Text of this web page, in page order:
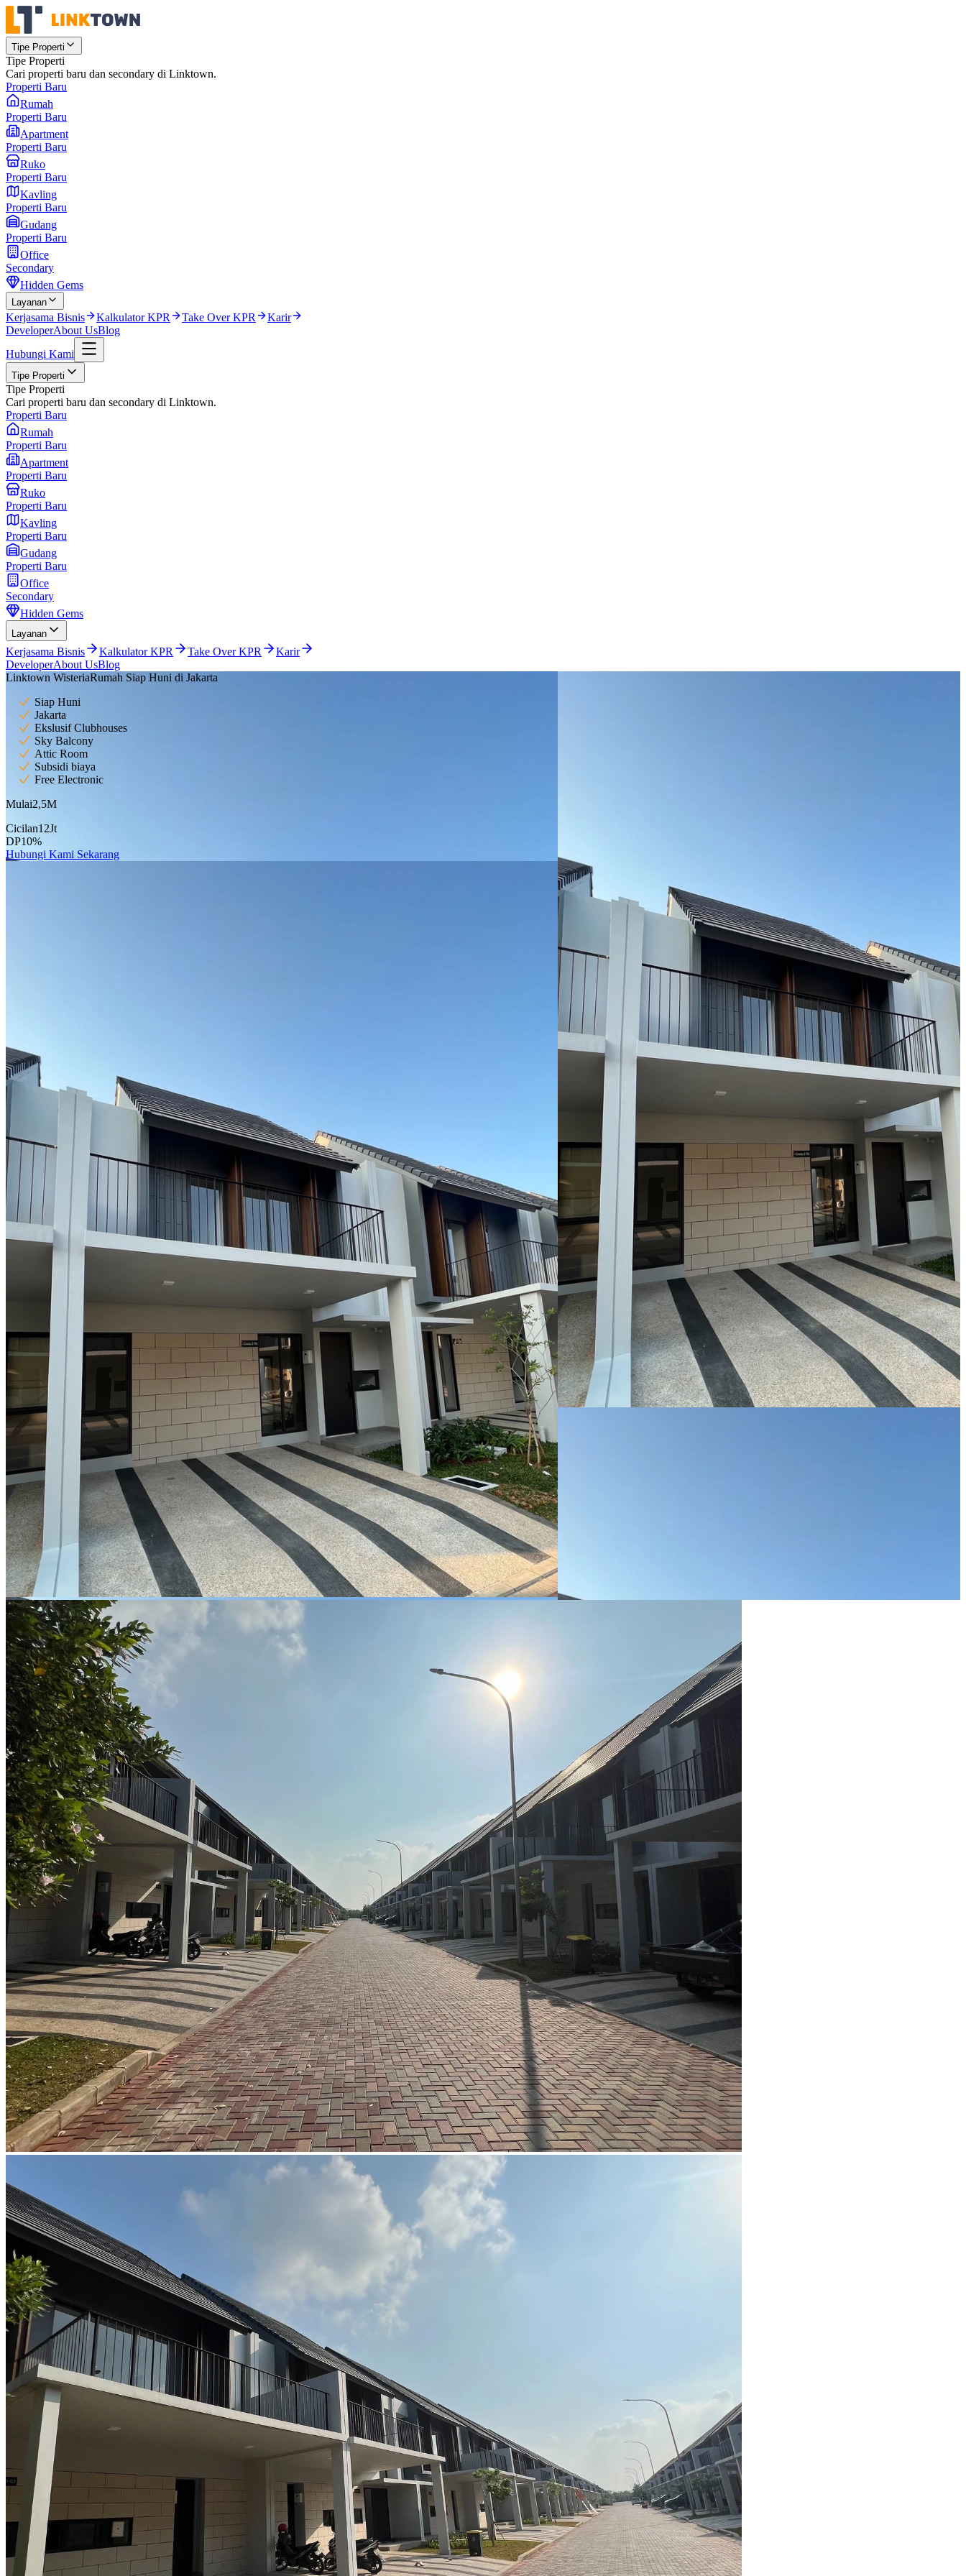
Tipe Properti
Tipe Properti
Cari properti baru dan secondary di Linktown.
Properti Baru
Rumah
Properti Baru
Apartment
Properti Baru
Ruko
Properti Baru
Kavling
Properti Baru
Gudang
Properti Baru
Office
Secondary
Hidden Gems
Layanan
Kerjasama Bisnis Kalkulator KPR Take Over KPR
Karir
DeveloperAbout UsBlog
Hubungi Kami
Tipe Properti
Tipe Properti
Cari properti baru dan secondary di Linktown.
Properti Baru
Rumah
Properti Baru
Apartment
Properti Baru
Ruko
Properti Baru
Kavling
Properti Baru
Gudang
Properti Baru
Office
Secondary
Hidden Gems
Layanan
Kerjasama Bisnis Kalkulator KPR Take Over KPR
Karir
DeveloperAbout UsBlog
Linktown WisteriaRumah Siap Huni di Jakarta
Siap Huni
Jakarta
Ekslusif Clubhouses
Sky Balcony
Attic Room
Subsidi biaya
Free Electronic
Mulai2,5M
Cicilan12Jt
DP10%
Hubungi Kami Sekarang